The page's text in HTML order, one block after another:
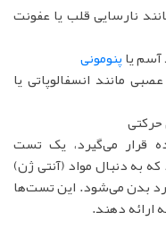
نارسایی قلب یا عفونت
یاپنومونی
مانند انسفالوپاتی یا
قرار می‌گیرد، یک تست
به دنبال مواد (آنتی ژن)
بدن می‌شود. این تست‌ها